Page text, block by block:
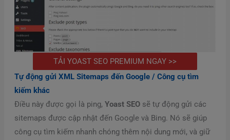
TẢI YOAST SEO PREMIUM NGAY >>
Tự động gửi XML Sitemaps đến Google / Công cụ tìm
kiếm khác
Điều này được gọi là ping, Yoast SEOsẽ tự động gửi các
sitemaps được cập nhật đến Google và Bing. Nó sẽ giúp
công cụ tìm kiếm nhanh chóng thêm nội dung mới, và giữ